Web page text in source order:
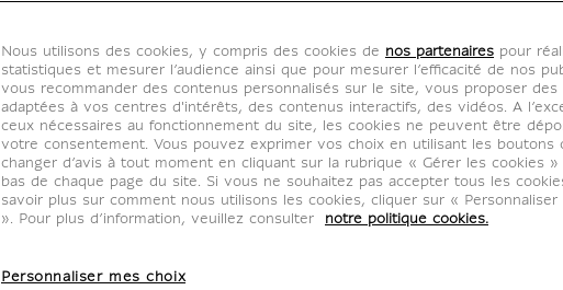
siècle
MX020885
Nous utilisons des cookies, y compris des cookies de nos partenaires pour
statistiques et mesurer l’audience ainsi que pour mesurer l’efficacité de nos
vous recommander des contenus personnalisés sur le site, vous proposer des
adaptées à vos centres d'intérêts, des contenus interactifs, des vidéos. A
ceux nécessaires au fonctionnement du site, les cookies ne peuvent être
votre consentement. Vous pouvez exprimer vos choix en utilisant les boutons
changer d’avis à tout moment en cliquant sur la rubrique « Gérer les cookies »
bas de chaque page du site. Si vous ne souhaitez pas accepter tous les
savoir plus sur comment nous utilisons les cookies, cliquer sur « Personnaliser
». Pour plus d’information, veuillez consulter
notre politique cookies.
Personnaliser mes choix